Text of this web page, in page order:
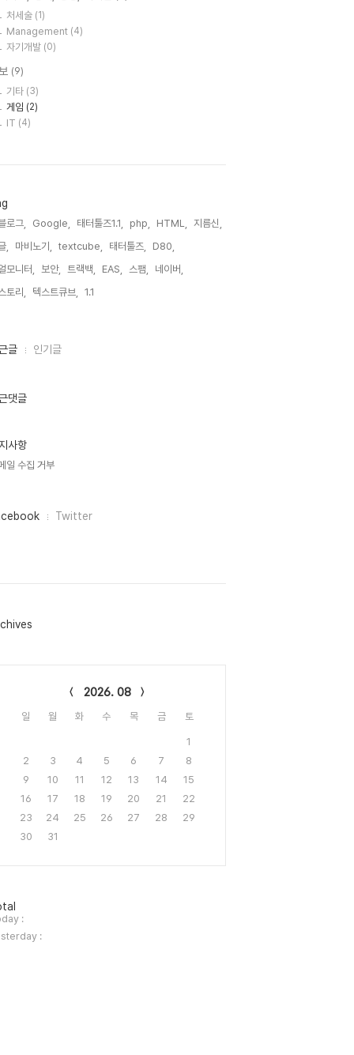
처세술 (1)
Management (4)
자기개발 (0)
(9)
기타 (3)
게임 (2)
IT (4)
로그, Google, 태터툴즈1.1, php, HTML,
지름신,
,
마비노기, textcube, 태터툴즈,
D80,
모니터,
보안, 트랙백, EAS, 스팸,
네이버,
토리,
텍스트큐브, 1.1,
글 인기글
댓글
사항
일 수집 거부
Twitter
2026. 08
일 월 화 수 목 금 토
1
2
3 4 5 6 7
8
9
10 11 12 13 14
15
16
17 18 19 20 21
22
23
24 25 26 27 28
29
30
31
:
: